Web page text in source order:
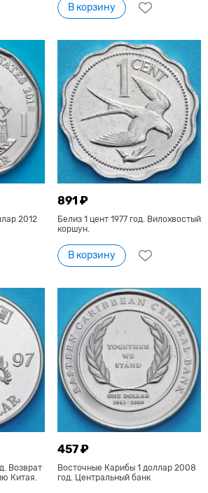
В корзину
2012
891 ₽
Белиз 1 цент 1977 год. Вилохвостый
коршун.
В корзину
Возврат
Китая.
457 ₽
Восточные Карибы 1 доллар 2008
год. Центральный банк